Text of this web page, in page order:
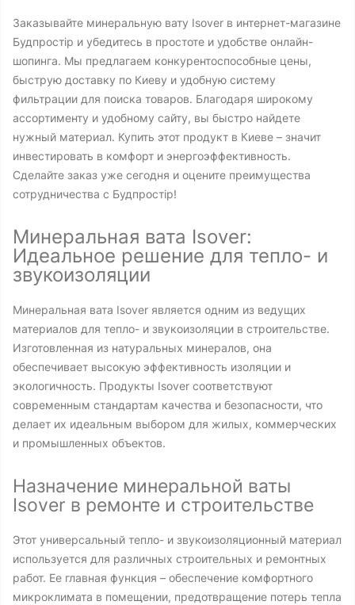
Заказывайте минеральную вату Isover в интернет-магазине
Будпростір и убедитесь в простоте и удобстве онлайн-
шопинга. Мы предлагаем конкурентоспособные цены,
быструю доставку по Киеву и удобную систему
фильтрации для поиска товаров. Благодаря широкому
ассортименту и удобному сайту, вы быстро найдете
нужный материал. Купить этот продукт в Киеве – значит
инвестировать в комфорт и энергоэффективность.
Сделайте заказ уже сегодня и оцените преимущества
сотрудничества с Будпростір!
Минеральная вата Isover:
Идеальное решение для тепло- и
звукоизоляции
Минеральная вата Isover является одним из ведущих
материалов для тепло- и звукоизоляции в строительстве.
Изготовленная из натуральных минералов, она
обеспечивает высокую эффективность изоляции и
экологичность. Продукты Isover соответствуют
современным стандартам качества и безопасности, что
делает их идеальным выбором для жилых, коммерческих
и промышленных объектов.
Назначение минеральной ваты
Isover в ремонте и строительстве
Этот универсальный тепло- и звукоизоляционный материал
используется для различных строительных и ремонтных
работ. Ее главная функция – обеспечение комфортного
микроклимата в помещении, предотвращение потерь тепла